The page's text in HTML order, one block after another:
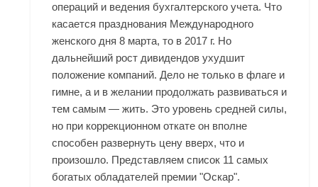
операций и ведения бухгалтерского учета. Что
касается празднования Международного
женского дня 8 марта, то в 2017 г. Но
дальнейший рост дивидендов ухудшит
положение компаний. Дело не только в флаге и
гимне, а и в желании продолжать развиваться и
тем самым — жить. Это уровень средней силы,
но при коррекционном откате он вполне
способен развернуть цену вверх, что и
произошло. Представляем список 11 самых
богатых обладателей премии "Оскар".